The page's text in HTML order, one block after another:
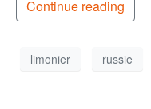
Continue reading
limonier russie